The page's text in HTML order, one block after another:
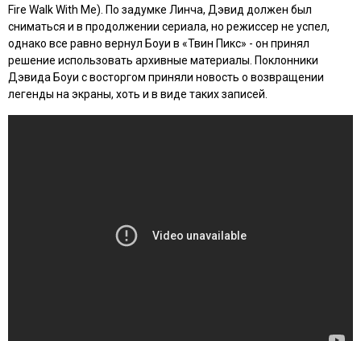
Fire Walk With Me). По задумке Линча, Дэвид должен был
сниматься и в продолжении сериала, но режиссер не успел,
однако все равно вернул Боуи в «Твин Пикс» - он принял
решение использовать архивные материалы. Поклонники
Дэвида Боуи с восторгом приняли новость о возвращении
легенды на экраны, хоть и в виде таких записей.